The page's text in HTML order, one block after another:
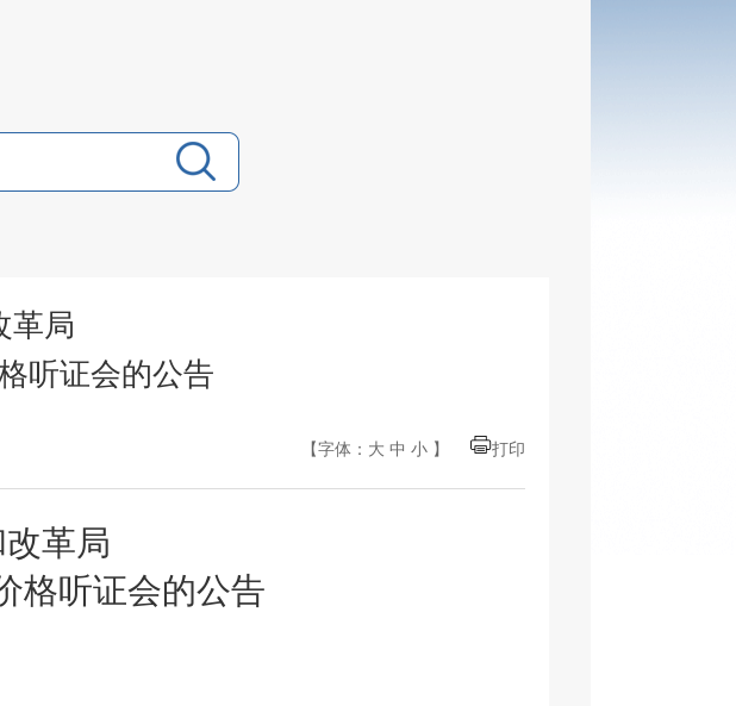
革局
听证会的公告
【字体： 大 中 小 】 打印
革局
格听证会的公告